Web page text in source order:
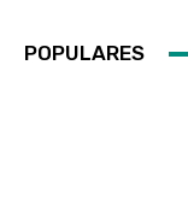
POPULARES